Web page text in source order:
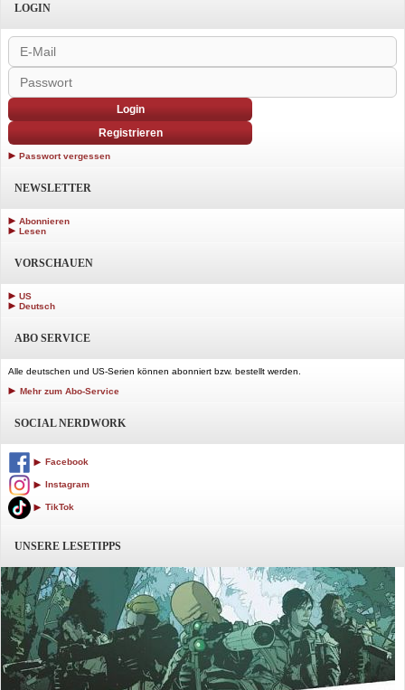
LOGIN
Login
Registrieren
Passwort vergessen
NEWSLETTER
Abonnieren
Lesen
VORSCHAUEN
US
Deutsch
ABO SERVICE
Alle deutschen und US-Serien können abonniert bzw. bestellt werden.
Mehr zum Abo-Service
SOCIAL NERDWORK
Facebook
Instagram
TikTok
UNSERE LESETIPPS